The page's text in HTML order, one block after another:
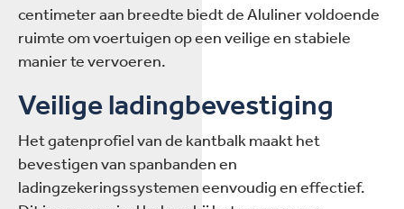
centimeter aan breedte biedt de Aluliner voldoende
ruimte om voertuigen op een veilige en stabiele
manier te vervoeren.
Veilige ladingbevestiging
Het gatenprofiel van de kantbalk maakt het
bevestigen van spanbanden en
ladingzekeringssystemen eenvoudig en effectief.